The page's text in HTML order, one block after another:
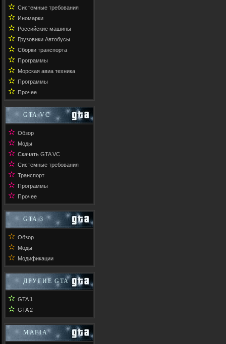
✫ Системные требования
✫ Иномарки
✫ Российские машины
✫ Грузовики Автобусы
✫ Сборки транспорта
✫ Программы
✫ Морская авиа техника
✫ Программы
✫ Прочее
GTA VC
✫ Обзор
✫ Моды
✫ Скачать GTA VC
✫ Системные требования
✫ Транспорт
✫ Программы
✫ Прочее
GTA 3
✫ Обзор
✫ Моды
✫ Модификации
ДРУГИЕ GTA
✫ GTA 1
✫ GTA 2
MAFIA